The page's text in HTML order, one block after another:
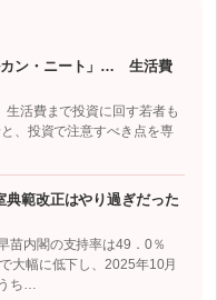
カン・ニート」… 生活費
生活費まで投資に回す若者も
、投資で注意すべき点を専
範改正はやり過ぎだった
苗内閣の支持率は49．0％
大幅に低下し、2025年10月
ち…